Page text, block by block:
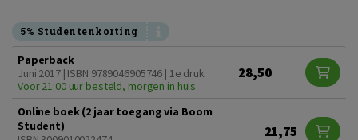
5% Studentenkorting
Paperback
Juni 2017 | ISBN 9789046905746 | 1e druk
Voor 21:00 uur besteld, morgen in huis
28,50
Online boek (2 jaar toegang via Boom
Student)
21,75